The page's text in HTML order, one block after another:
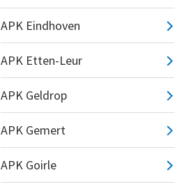
APK Eindhoven
APK Etten-Leur
APK Geldrop
APK Gemert
APK Goirle